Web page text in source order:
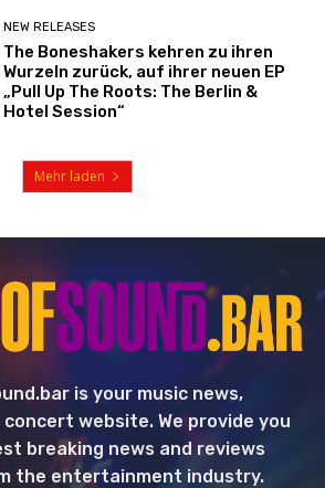
NEW RELEASES
The Boneshakers kehren zu ihren
Wurzeln zurück, auf ihrer neuen EP
„Pull Up The Roots: The Berlin &
Hotel Session“
Mehr laden
is your music news,
website. We provide you
breaking news and reviews
the entertainment industry.